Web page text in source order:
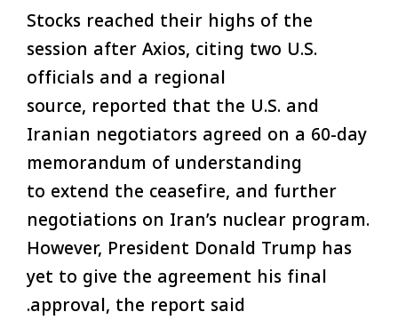
Stocks reached their highs of the
session after Axios, citing two U.S.
officials and a regional
source, reported that the U.S. and
Iranian negotiators agreed on a 60-day
memorandum of understanding
to extend the ceasefire, and further
negotiations on Iran’s nuclear program.
However, President Donald Trump has
yet to give the agreement his final
approval, the report said.